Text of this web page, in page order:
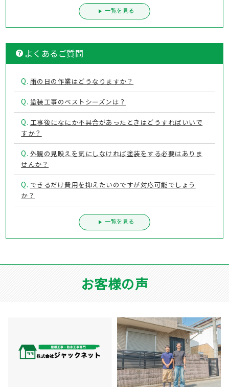
一覧を見る
よくあるご質問
Q. 雨の日の作業はどうなりますか？
Q. 塗装工事のベストシーズンは？
Q. 工事後になにか不具合があったときはどうすればいいで
すか？
Q. 外観の見映えを気にしなければ塗装をする必要はありま
せんか？
Q. できるだけ費用を抑えたいのですが対応可能でしょう
か？
一覧を見る
お客様の声